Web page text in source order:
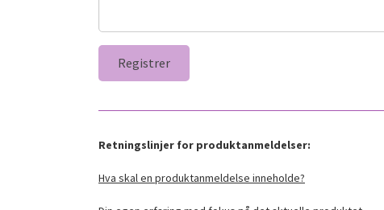
Retningslinjer for produktanmeldelser:
Hva skal en produktanmeldelse inneholde?